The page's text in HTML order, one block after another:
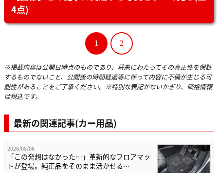
4点)
1 2
※掲載内容は公開日時点のものであり、将来にわたってその真正性を保証
するものでないこと、公開後の時間経過等に伴って内容に不備が生じる可
能性があることをご了承ください。※特別な表記がないかぎり、価格情報
は税込です。
最新の関連記事(カー用品)
2026/08/06
「この発想はなかった…」革新的なフロアマッ
トが登場。純正品をそのまま活かせる…